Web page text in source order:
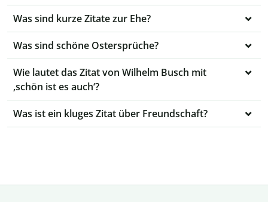
Was sind kurze Zitate zur Ehe?
Was sind schöne Ostersprüche?
Wie lautet das Zitat von Wilhelm Busch mit
‚schön ist es auch‘?
Was ist ein kluges Zitat über Freundschaft?